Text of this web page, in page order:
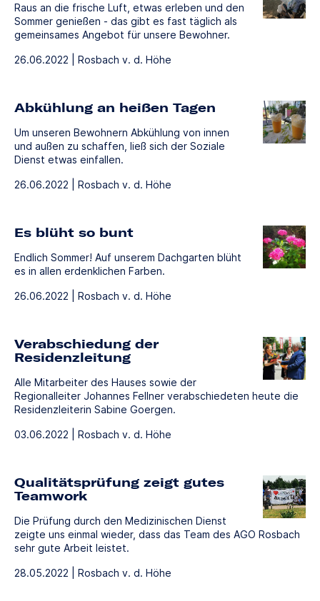
Raus an die frische Luft, etwas erleben und den
Sommer genießen - das gibt es fast täglich als
gemeinsames Angebot für unsere Bewohner.
26.06.2022 | Rosbach v. d. Höhe
Abkühlung an heißen Tagen
Um unseren Bewohnern Abkühlung von innen
und außen zu schaffen, ließ sich der Soziale
Dienst etwas einfallen.
26.06.2022 | Rosbach v. d. Höhe
Es blüht so bunt
Endlich Sommer! Auf unserem Dachgarten blüht
es in allen erdenklichen Farben.
26.06.2022 | Rosbach v. d. Höhe
Verabschiedung der
Residenzleitung
Alle Mitarbeiter des Hauses sowie der
Regionalleiter Johannes Fellner verabschiedeten heute die
Residenzleiterin Sabine Goergen.
03.06.2022 | Rosbach v. d. Höhe
Qualitätsprüfung zeigt gutes
Teamwork
Die Prüfung durch den Medizinischen Dienst
zeigte uns einmal wieder, dass das Team des AGO Rosbach
sehr gute Arbeit leistet.
28.05.2022 | Rosbach v. d. Höhe